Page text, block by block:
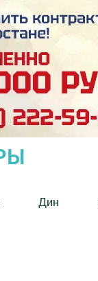
Дин